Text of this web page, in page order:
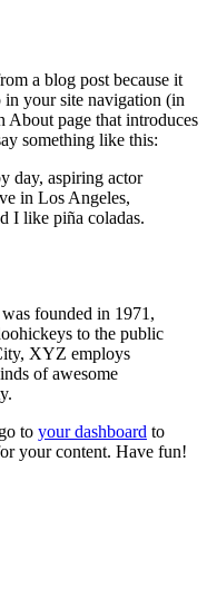
a blog post because it
your site navigation (in
About page that introduces
something like this:
day, aspiring actor
in Los Angeles,
I like piña coladas.
founded in 1971,
to the public
XYZ employs
of awesome
to your dashboard to
your content. Have fun!